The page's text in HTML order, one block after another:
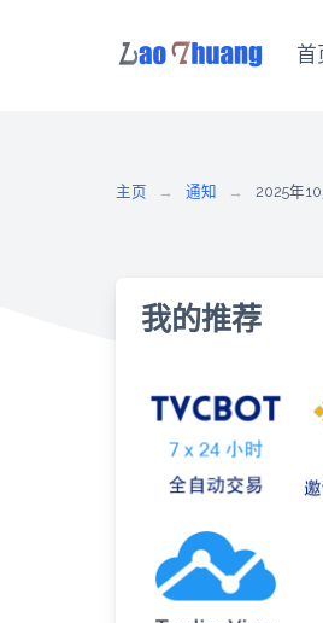
首
主页 通知 2025年
我的推荐